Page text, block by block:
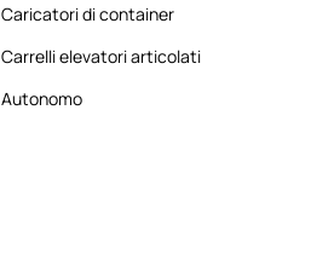
Caricatori di container
Carrelli elevatori articolati
Autonomo